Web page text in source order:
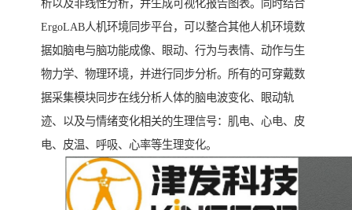
析以及非线性分析，并生成可视化报告图表。同时结合
ErgoLAB人机环境同步平台，可以整合其他人机环境数
据如脑电与脑功能成像、眼动、行为与表情、动作与生
物力学、物理环境，并进行同步分析。所有的可穿戴数
据采集模块同步在线分析人体的脑电波变化、眼动轨
迹、以及与情绪变化相关的生理信号：肌电、心电、皮
电、皮温、呼吸、心率等生理变化。